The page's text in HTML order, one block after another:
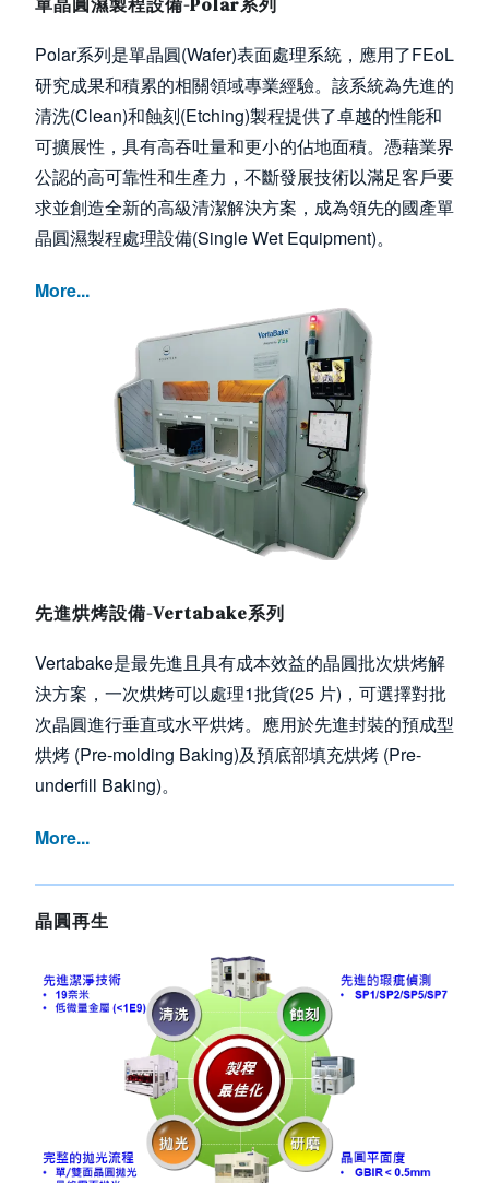
Polar系列是單晶圓(Wafer)表面處理系統，應用了FEoL
研究成果和積累的相關領域專業經驗。該系統為先進的
清洗(Clean)和蝕刻(Etching)製程提供了卓越的性能和
可擴展性，具有高吞吐量和更小的佔地面積。憑藉業界
公認的高可靠性和生產力，不斷發展技術以滿足客戶要
求並創造全新的高級清潔解決方案，成為領先的國產單
晶圓濕製程處理設備(Single Wet Equipment)。
More...
先進烘烤設備-Vertabake系列
Vertabake是最先進且具有成本效益的晶圓批次烘烤解
決方案，一次烘烤可以處理1批貨(25 片)，可選擇對批
次晶圓進行垂直或水平烘烤。應用於先進封裝的預成型
烘烤 (Pre-molding Baking)及預底部填充烘烤 (Pre-
underfill Baking)。
More...
晶圓再生
Image